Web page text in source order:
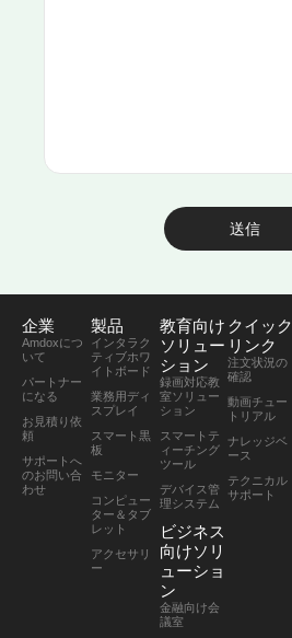
送信
企業
Amdoxにつ
いて
パートナー
になる
お見積り依
頼
サポートへ
のお問い合
わせ
製品
インタラク
ティブホワ
イトボード
業務用ディ
スプレイ
スマート黒
板
モニター
コンピュー
ター＆タブ
レット
アクセサリ
ー
教育向け
ソリュー
ション
録画対応教
室ソリュー
ション
スマートテ
ィーチング
ツール
デバイス管
理システム
ビジネス
向けソリ
ューショ
ン
金融向け会
議室
クイック
リンク
注文状況の
確認
動画チュー
トリアル
ナレッジベ
ース
テクニカル
サポート